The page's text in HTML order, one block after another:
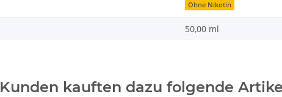
Ohne Nikotin
50,00 ml
Kunden kauften dazu folgende